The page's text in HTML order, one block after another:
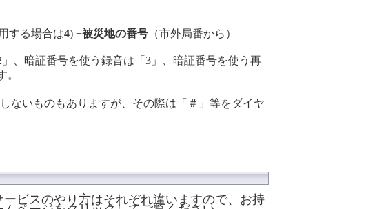
する場合は4) +被災地の番号 （市外局番から）
、暗証番号を使う録音は「3」、暗証番号を使う再
。
ないものもありますが、その際は「＃」等をダイヤ
ビスのやり方はそれぞれ違いますので、お持